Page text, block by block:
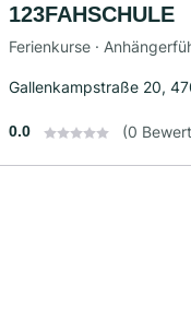
123FAHSCHULE
Ferienkurse ·
Gallenkampstraße 20,
0.0 (0